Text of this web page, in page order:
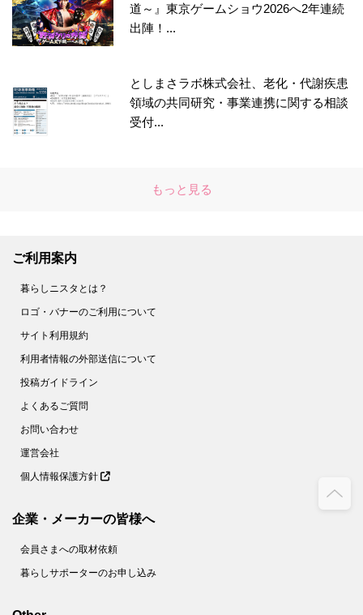
道～』東京ゲームショウ2026へ2年連続
出陣！...
としまさラボ株式会社、老化・代謝疾患
領域の共同研究・事業連携に関する相談
受付...
もっと見る
ご利用案内
暮らしニスタとは？
ロゴ・バナーのご利用について
サイト利用規約
利用者情報の外部送信について
投稿ガイドライン
よくあるご質問
お問い合わせ
運営会社
個人情報保護方針
企業・メーカーの皆様へ
会員さまへの取材依頼
暮らしサポーターのお申し込み